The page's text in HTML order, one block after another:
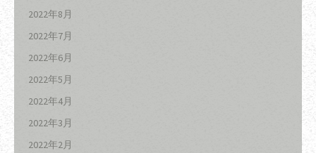
2022年8月
2022年7月
2022年6月
2022年5月
2022年4月
2022年3月
2022年2月